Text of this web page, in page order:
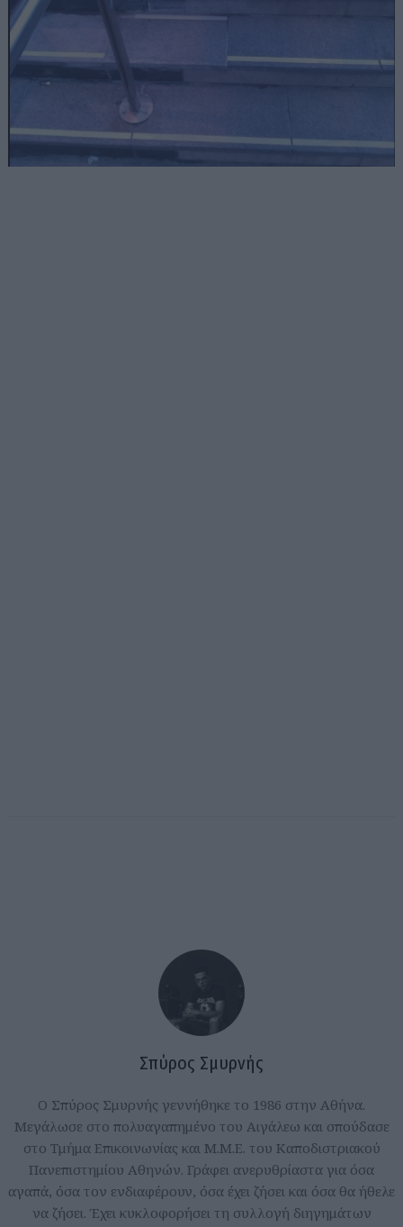
Σπύρος Σμυρνής
Ο Σπύρος Σμυρνής γεννήθηκε το 1986 στην Αθήνα.
Μεγάλωσε στο πολυαγαπημένο του Αιγάλεω και σπούδασε
στο Τμήμα Επικοινωνίας και Μ.Μ.Ε. του Καποδιστριακού
Πανεπιστημίου Αθηνών. Γράφει ανερυθρίαστα για όσα
αγαπά, όσα τον ενδιαφέρουν, όσα έχει ζήσει και όσα θα ήθελε
να ζήσει. Έχει κυκλοφορήσει τη συλλογή διηγημάτων